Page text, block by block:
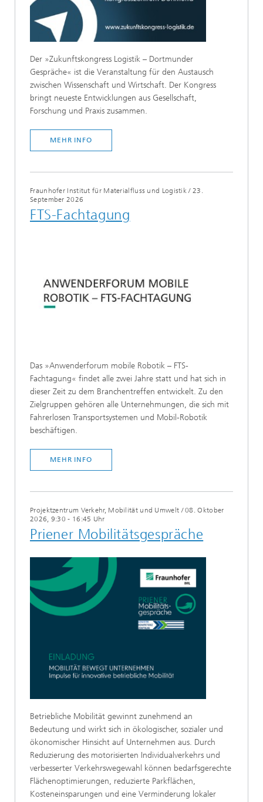
Der »Zukunftskongress Logistik – Dortmunder
Gespräche« ist die Veranstaltung für den Austausch
zwischen Wissenschaft und Wirtschaft. Der Kongress
bringt neueste Entwicklungen aus Gesellschaft,
Forschung und Praxis zusammen.
MEHR INFO
Fraunhofer Institut für Materialfluss und Logistik/ 23.
September 2026
FTS-Fachtagung
Das »Anwenderforum mobile Robotik – FTS-
Fachtagung« findet alle zwei Jahre statt und hat sich in
dieser Zeit zu dem Branchentreffen entwickelt. Zu den
Zielgruppen gehören alle Unternehmungen, die sich mit
Fahrerlosen Transportsystemen und Mobil-Robotik
beschäftigen.
MEHR INFO
Projektzentrum Verkehr, Mobilität und Umwelt /08. Oktober
2026, 9:30 - 16:45 Uhr
Priener Mobilitätsgespräche
Betriebliche Mobilität gewinnt zunehmend an
Bedeutung und wirkt sich in ökologischer, sozialer und
ökonomischer Hinsicht auf Unternehmen aus. Durch
Reduzierung des motorisierten Individualverkehrs und
verbesserter Verkehrswegewahl können bedarfsgerechte
Flächenoptimierungen, reduzierte Parkflächen,
Kosteneinsparungen und eine Verminderung lokaler